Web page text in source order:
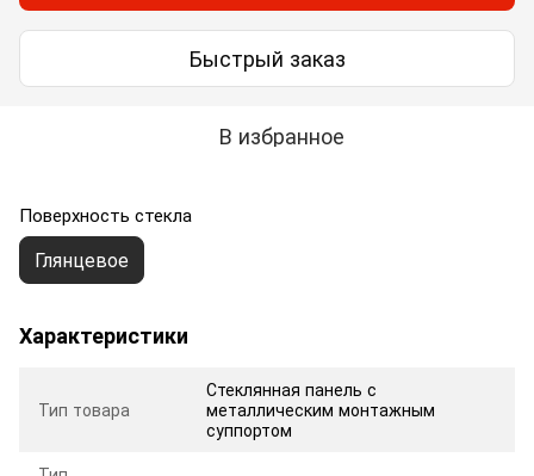
Быстрый заказ
В избранное
Поверхность стекла
Глянцевое
Характеристики
Тип товара
Стеклянная панель с
металлическим монтажным
суппортом